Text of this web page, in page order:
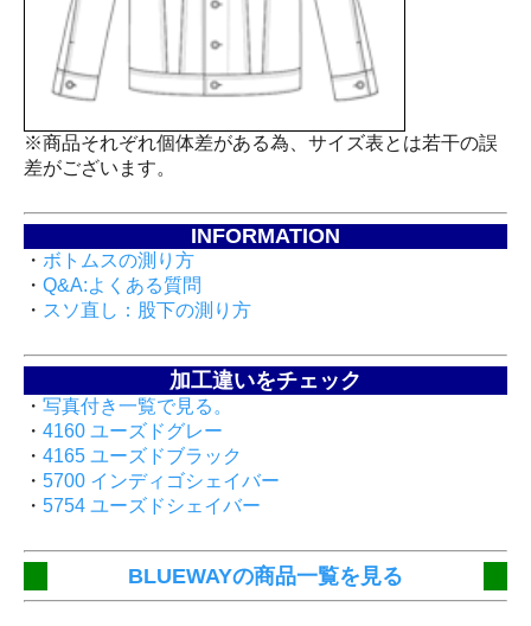
※商品それぞれ個体差がある為、サイズ表とは若干の誤
差がございます。
INFORMATION
・ ボトムスの測り方
・ Q&A:よくある質問
・ スソ直し：股下の測り方
加工違いをチェック
・ 写真付き一覧で見る。
・ 4160 ユーズドグレー
・ 4165 ユーズドブラック
・ 5700 インディゴシェイバー
・ 5754 ユーズドシェイバー
BLUEWAYの商品一覧を見る